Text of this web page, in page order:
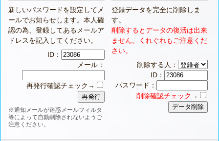
新しいパスワードを設定してメ
ールでお知らせします。本人確
認の為、登録してあるメールア
ドレスを記入してください。
ID：
メール：
再発行確認チェック→
※通知メールが迷惑メールフィルタ
等によって自動削除されないようご
注意ください。
登録データを完全に削除しま
す。
削除するとデータの復活は出来
ません。くれぐれもご注意くだ
さい。
削除する人：
ID：
パスワード：
削除確認チェック →